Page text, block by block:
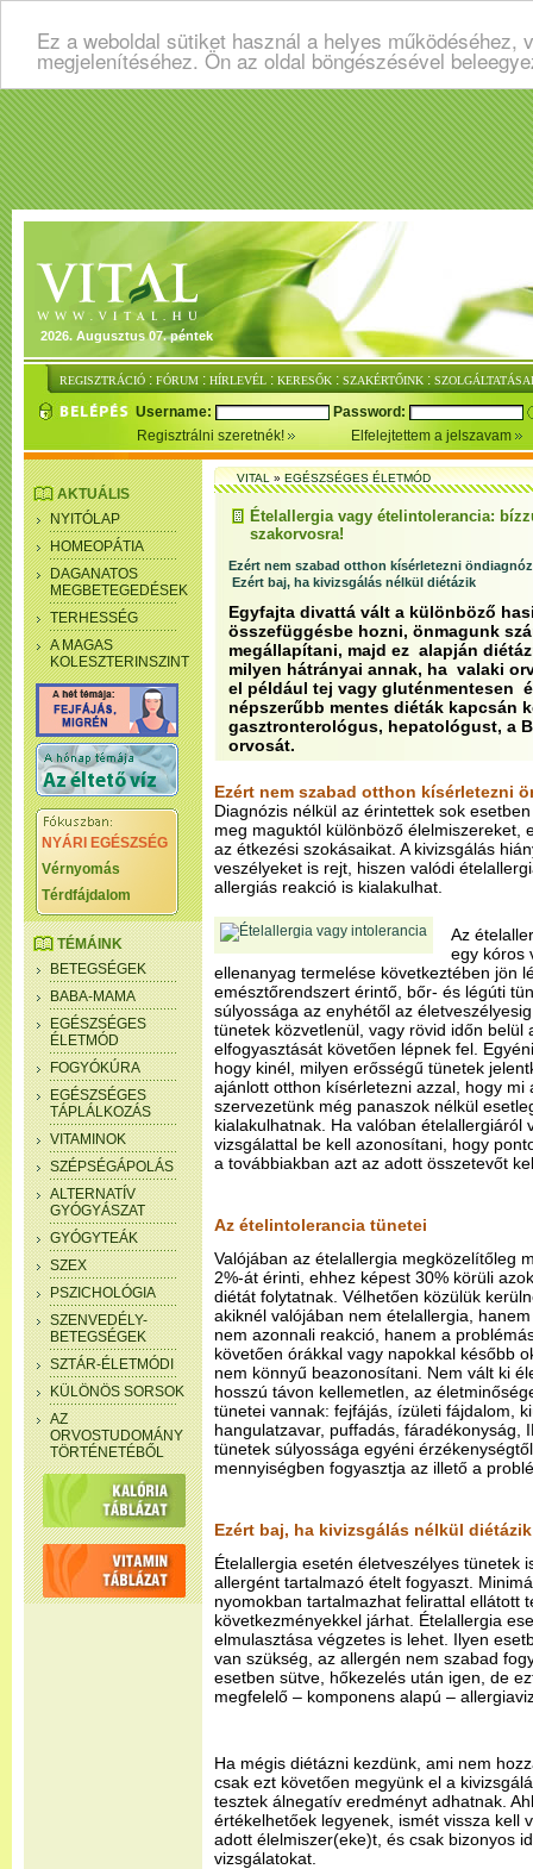
Ez a weboldal sütiket használ a helyes
megjelenítéséhez. Ön az oldal böngészésével
2026. Augusztus 07. péntek
REGISZTRÁCIÓ : FÓRUM : HÍRLEVÉL : KERESŐK : SZAKÉRTŐINK :
Username:
Password:
Regisztrálni szeretnék!
Elfelejtettem a jelszavam
AKTUÁLIS
NYITÓLAP
HOMEOPÁTIA
DAGANATOS
MEGBETEGEDÉSEK
TERHESSÉG
A MAGAS
KOLESZTERINSZINT
NYÁRI EGÉSZSÉG
Vérnyomás
Térdfájdalom
TÉMÁINK
BETEGSÉGEK
BABA-MAMA
EGÉSZSÉGES
ÉLETMÓD
FOGYÓKÚRA
EGÉSZSÉGES
TÁPLÁLKOZÁS
VITAMINOK
SZÉPSÉGÁPOLÁS
ALTERNATÍV
GYÓGYÁSZAT
GYÓGYTEÁK
SZEX
PSZICHOLÓGIA
SZENVEDÉLY-
BETEGSÉGEK
SZTÁR-ÉLETMÓDI
KÜLÖNÖS SORSOK
AZ
ORVOSTUDOMÁNY
TÖRTÉNETÉBŐL
VITAL»EGÉSZSÉGES ÉLETMÓD
Ételallergia vagy ételintolerancia:
szakorvosra!
Ezért nem szabad otthon kísérletezni
Ezért baj, ha kivizsgálás nélkül diétázik
Egyfajta divattá vált a különböző
összefüggésbe hozni, önmagunk
megállapítani, majd ez alapján
milyen hátrányai annak, ha valaki
el például tej vagy gluténmentesen
népszerűbb mentes diéták kapcsán
gasztronterológus, hepatológust, a
orvosát.
Ezért nem szabad otthon kísérletezni
Diagnózis nélkül az érintettek sok
meg maguktól különböző élelmiszereket,
az étkezési szokásaikat. A kivizsgálás
veszélyeket is rejt, hiszen valódi
allergiás reakció is kialakulhat.
Az
egy kóros
ellenanyag termelése következtében jön
emésztőrendszert érintő, bőr- és légúti
súlyossága az enyhétől az
tünetek közvetlenül, vagy rövid időn belül
elfogyasztását követően lépnek fel.
hogy kinél, milyen erősségű tünetek
ajánlott otthon kísérletezni azzal, hogy mi
szervezetünk még panaszok nélkül
kialakulhatnak. Ha valóban ételallergiáról
vizsgálattal be kell azonosítani, hogy
a továbbiakban azt az adott összetevőt
Az ételintolerancia tünetei
Valójában az ételallergia megközelítőleg
2%-át érinti, ehhez képest 30% körüli
diétát folytatnak. Vélhetően közülük
akiknél valójában nem ételallergia,
nem azonnali reakció, hanem a
követően órákkal vagy napokkal később
nem könnyű beazonosítani. Nem vált ki
hosszú távon kellemetlen, az
tünetei vannak: fejfájás, ízületi fájdalom,
hangulatzavar, puffadás, fáradékonyság,
tünetek súlyossága egyéni
mennyiségben fogyasztja az illető a
Ezért baj, ha kivizsgálás nélkül diétázik
Ételallergia esetén életveszélyes tünetek
allergént tartalmazó ételt fogyaszt.
nyomokban tartalmazhat felirattal ellátott
következményekkel járhat. Ételallergia
elmulasztása végzetes is lehet. Ilyen
van szükség, az allergén nem szabad
esetben sütve, hőkezelés után igen, de
megfelelő – komponens alapú –
Ha mégis diétázni kezdünk, ami nem
csak ezt követően megyünk el a
tesztek álnegatív eredményt adhatnak.
értékelhetőek legyenek, ismét vissza kell
adott élelmiszer(eke)t, és csak bizonyos
vizsgálatokat.